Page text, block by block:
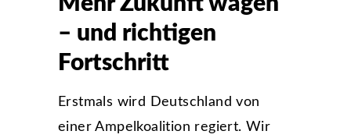
– und richtigen
Fortschritt
Erstmals wird Deutschland von
einer Ampelkoalition regiert. Wir